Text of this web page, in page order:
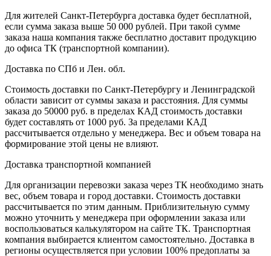
Для жителей Санкт-Петербурга доставка будет бесплатной,
если сумма заказа выше 50 000 рублей. При такой сумме
заказа наша компания также бесплатно доставит продукцию
до офиса ТК (транспортной компании).
Доставка по СПб и Лен. обл.
Стоимость доставки по Санкт-Петербургу и Ленинградской
области зависит от суммы заказа и расстояния. Для суммы
заказа до 50000 руб. в пределах КАД стоимость доставки
будет составлять от 1000 руб. За пределами КАД
рассчитывается отдельно у менеджера. Вес и объем товара на
формирование этой цены не влияют.
Доставка транспортной компанией
Для организации перевозки заказа через ТК необходимо знать
вес, объем товара и город доставки. Стоимость доставки
рассчитывается по этим данным. Приблизительную сумму
можно уточнить у менеджера при оформлении заказа или
воспользоваться калькулятором на сайте ТК. Транспортная
компания выбирается клиентом самостоятельно. Доставка в
регионы осуществляется при условии 100% предоплаты за